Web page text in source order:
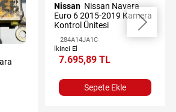
Nissan
Euro 6 2015-2019 Kamera
Kontrol Ünitesi
284A14JA1C
İkinci El
7.695,89 TL
Sepete Ekle